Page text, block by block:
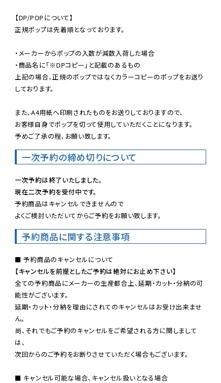
【DP/POPについて】
正規ポップは先着順となっております。
・メーカーからポップの入数が減数入荷した場合
・商品名に「※DPコピー」と記載のあるもの
上記の場合、正規のポップではなくカラーコピーのポップをお送り
しております。
また、A4用紙へ印刷されたものをお送りしておりますので、
お客様自身でポップを切って使用していただくことになります。
予めご了承の程、お願い致します。
一次予約の締め切りについて
一次予約は終了いたしました。
現在二次予約を受付中です。
予約商品はキャンセルできませんので
よくご検討いただいてからご予約をお願い致します。
予約商品に関する注意事項
【キャンセルを前提としたご予約は絶対にお止め下さい】
全ての予約商品にメーカーの生産都合上、延期・カット・分納の可
能性がございます。
延期・カット・分納を理由にされてのキャンセルはお受け出来ませ
ん。
尚、それでもご予約のキャンセルをご希望される方に関しまして
は、
次回からのご予約をお断りさせていただく場合もございます。
■ キャンセル可能な場合、キャンセル扱いとなる場合